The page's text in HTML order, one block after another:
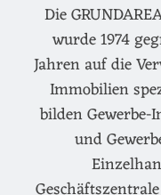
Die
wurde 1974
Jahren auf die
Immobilien
bilden
und